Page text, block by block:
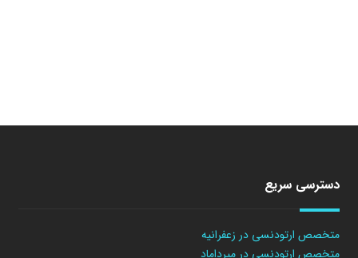
دسترسی سریع
متخصص ارتودنسی در زعفرانیه
متخصص ارتودنسی در میرداماد